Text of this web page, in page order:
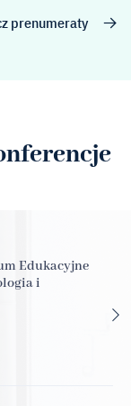
prenumeraty
Edukacyjne
i